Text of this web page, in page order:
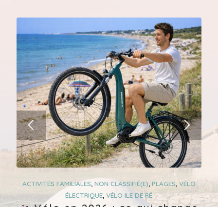
ACTIVITÉS FAMILIALES, NON CLASSIFIÉ(E) PLAGES, VÉLO
ÉLECTRIQUE,VÉLO ILE DE RÉ